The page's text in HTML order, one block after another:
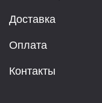
Доставка
Оплата
Контакты